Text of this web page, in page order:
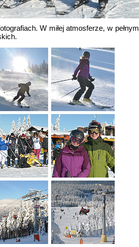
W miłej atmosferze, w pełnym